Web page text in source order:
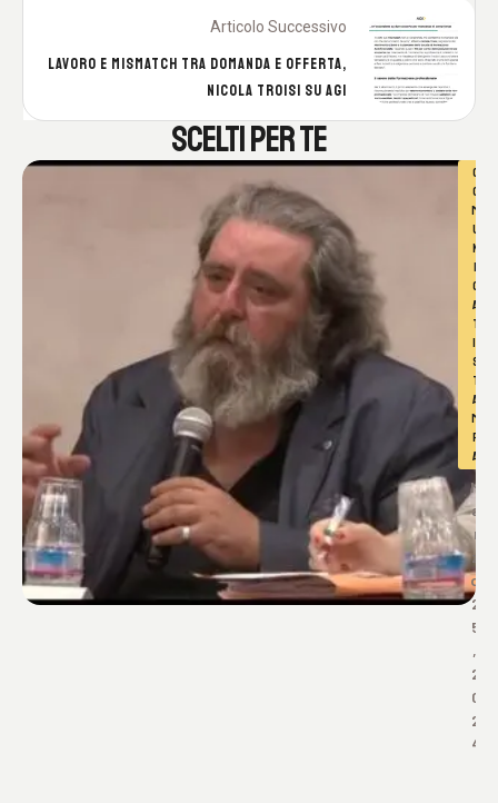
Articolo Successivo
LAVORO E MISMATCH TRA DOMANDA E OFFERTA,
NICOLA TROISI SU AGI
SCELTI PER TE
C
O
M
U
N
I
C
A
T
I
S
T
A
M
P
A
M
a
r
z
o
2
5
,
2
0
2
4